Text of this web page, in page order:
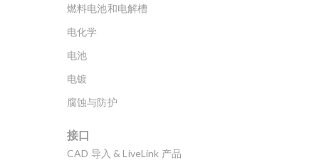
燃料电池和电解槽
电化学
电池
电镀
腐蚀与防护
接口
CAD 导入 & LiveLink 产品